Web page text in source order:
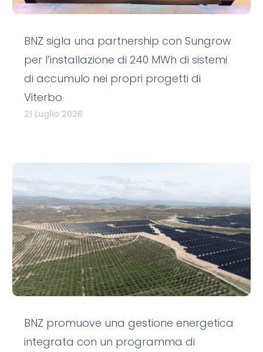
BNZ sigla una partnership con Sungrow
per l’installazione di 240 MWh di sistemi
di accumulo nei propri progetti di
Viterbo
21 Luglio 2026
BNZ promuove una gestione energetica
integrata con un programma di